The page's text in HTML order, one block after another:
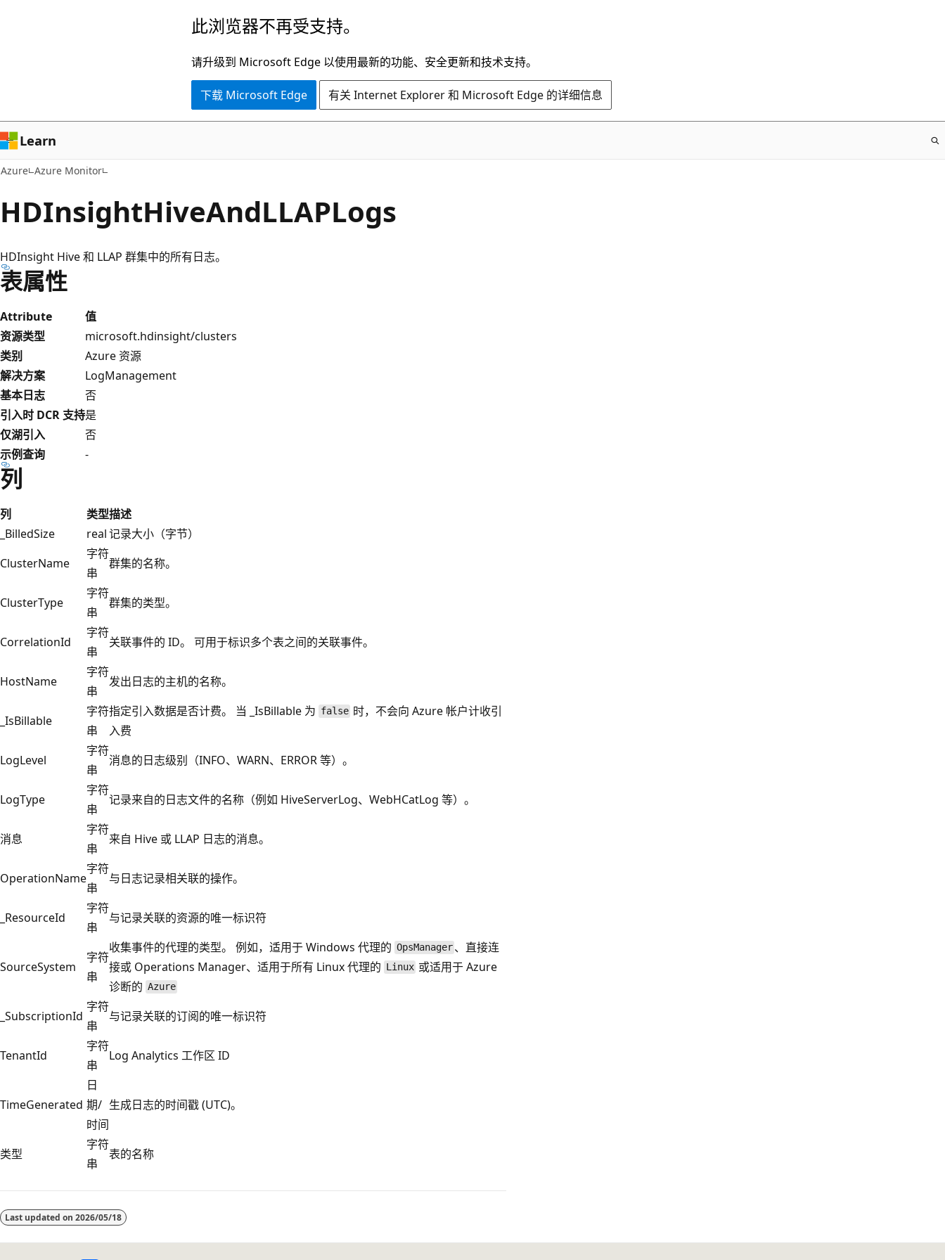
容
此浏览器不再受支持。
请升级到 Microsoft Edge 以使用最新的功能、安全更新和技术支持。
下载 Microsoft Edge 有关 Internet Explorer 和 Microsoft Edge 的详细信息
Learn
Azure Azure Monitor
HDInsightHiveAndLLAPLogs
HDInsight Hive 和 LLAP 群集中的所有日志。
表属性
Attribute
值
资源类型
microsoft.hdinsight/clusters
类别
Azure 资源
解决方案
LogManagement
基本日志
否
引入时 DCR 支持是
仅湖引入
否
示例查询
-
列
列 类型描述
_BilledSize
real记录大小（字节）
ClusterName
字符
串
群集的名称。
ClusterType
字符
串
群集的类型。
CorrelationId
字符
串
关联事件的 ID。 可用于标识多个表之间的关联事件。
HostName
字符
串
发出日志的主机的名称。
_IsBillable
字符
串
指定引入数据是否计费。 当 _IsBillable 为 false 时，不会向 Azure 帐户计收引
入费
LogLevel
字符
串
消息的日志级别（INFO、WARN、ERROR 等）。
LogType
字符
串
记录来自的日志文件的名称（例如 HiveServerLog、WebHCatLog 等）。
消息
字符
串
来自 Hive 或 LLAP 日志的消息。
OperationName
字符
串
与日志记录相关联的操作。
_ResourceId
字符
串
与记录关联的资源的唯一标识符
SourceSystem
字符
串
收集事件的代理的类型。 例如，适用于 Windows 代理的 OpsManager 、直接连
接或 Operations Manager、适用于所有 Linux 代理的 Linux 或适用于 Azure
诊断的 Azure
_SubscriptionId
字符
串
与记录关联的订阅的唯一标识符
TenantId
字符
串
Log Analytics 工作区 ID
TimeGenerated
日
期/
时间
生成日志的时间戳 (UTC)。
类型
字符
串
表的名称
Last updated on 2026/05/18